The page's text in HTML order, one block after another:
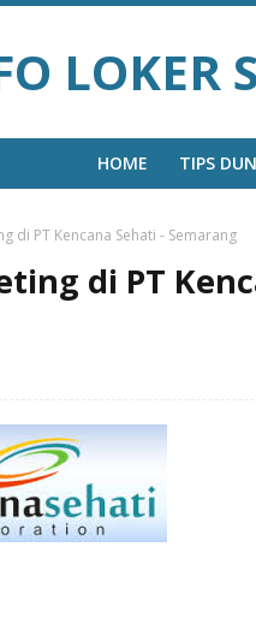
LOKER
HOME TIPS
di PT Kencana Sehati - Semarang
di PT